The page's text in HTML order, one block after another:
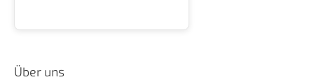
Über uns